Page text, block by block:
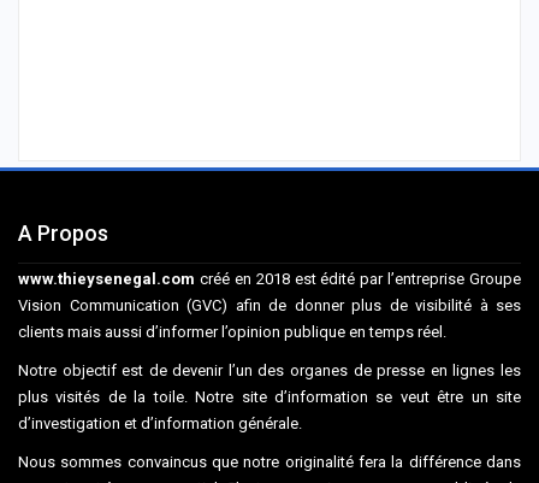
A Propos
www.thieysenegal.com créé en 2018 est édité par l’entreprise Groupe
Vision Communication (GVC) afin de donner plus de visibilité à ses
clients mais aussi d’informer l’opinion publique en temps réel.
Notre objectif est de devenir l’un des organes de presse en lignes les
plus visités de la toile. Notre site d’information se veut être un site
d’investigation et d’information générale.
Nous sommes convaincus que notre originalité fera la différence dans